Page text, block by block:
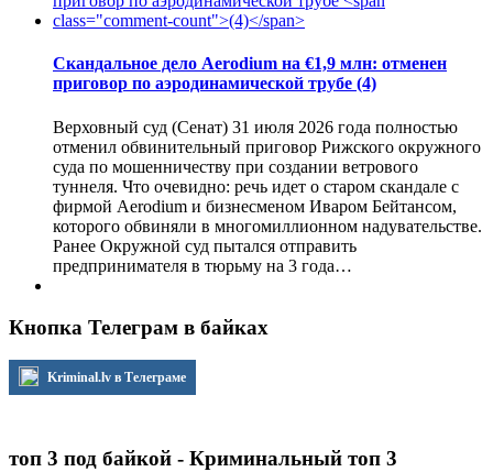
Скандальное дело Aerodium на €1,9 млн: отменен
приговор по аэродинамической трубе (4)
Верховный суд (Сенат) 31 июля 2026 года полностью
отменил обвинительный приговор Рижского окружного
суда по мошенничеству при создании ветрового
туннеля. Что очевидно: речь идет о старом скандале с
фирмой Aerodium и бизнесменом Иваром Бейтансом,
которого обвиняли в многомиллионном надувательстве.
Ранее Окружной суд пытался отправить
предпринимателя в тюрьму на 3 года…
Кнопка Телеграм в байках
Kriminal.lv в Телеграме
топ 3 под байкой - Криминальный топ 3